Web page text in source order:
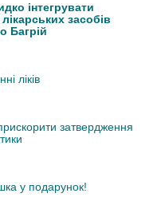
інтегрувати
засобів
Багрій
ліків
затвердження
у подарунок!